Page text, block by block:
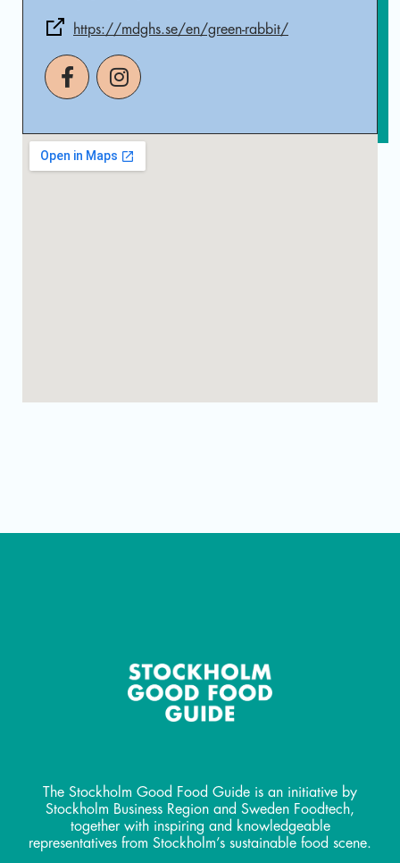
https://mdghs.se/en/green-rabbit/
The Stockholm Good Food Guide is an initiative by
Stockholm Business Region and Sweden Foodtech,
together with inspiring and knowledgeable
representatives from Stockholm’s sustainable food scene.